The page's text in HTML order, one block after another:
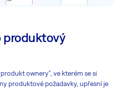
produktový
ownery”, ve kterém se si
produktové požadavky, upřesní je